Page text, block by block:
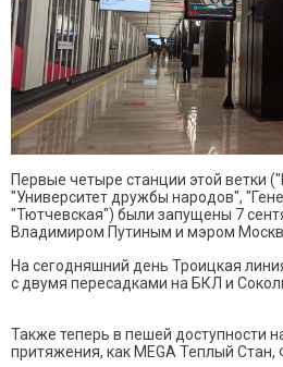
Первые четыре станции этой ветки
"Университет дружбы народов",
"Тютчевская") были запущены 7
Владимиром Путиным и мэром
На сегодняшний день Троицкая
с двумя пересадками на БКЛ и
Также теперь в пешей доступности
притяжения, как MEGA Теплый Стан,